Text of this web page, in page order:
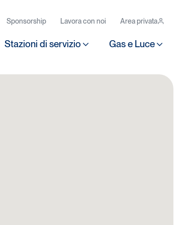
Stazioni di servizio Gas e Luce
Sponsorship Lavora con noi Area privata